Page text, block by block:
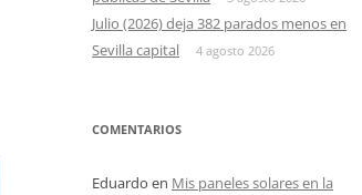
Julio (2026) deja 382 parados menos en
Sevilla capital
4 agosto 2026
COMENTARIOS
Eduardo en Mis paneles solares en la